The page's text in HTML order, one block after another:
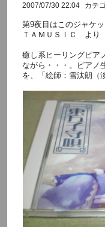
2007/07/30 22:04 カテ
第9夜目はこのジャケッ
ＴＡＭＵＳＩＣ より
癒し系ヒーリングピア
ながら・・・。ピアノ
を、「絵師：雪汰朗（